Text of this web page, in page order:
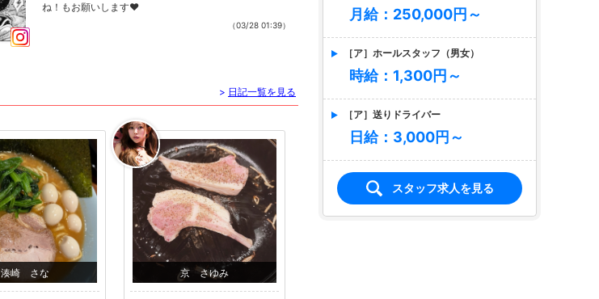
ね！もお願いします❤︎
（03/28 01:39）
> 日記一覧を見る
湊崎 さな 京 さゆみ
月給：250,000円～
［ア］ホールスタッフ（男女）
時給：1,300円～
［ア］送りドライバー
日給：3,000円～
スタッフ求人を見る